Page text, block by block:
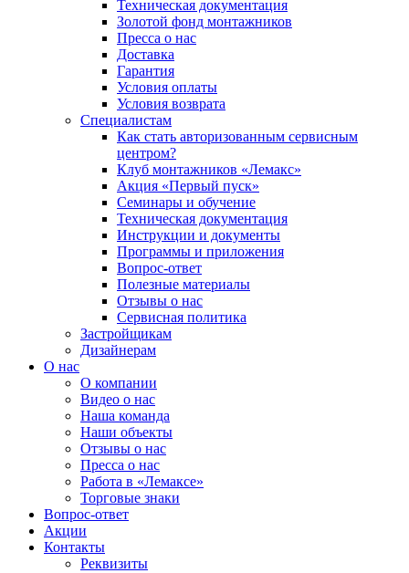
Техническая документация
Золотой фонд монтажников
Пресса о нас
Доставка
Гарантия
Условия оплаты
Условия возврата
Специалистам
Как стать авторизованным сервисным
центром?
Клуб монтажников «Лемакс»
Акция «Первый пуск»
Семинары и обучение
Техническая документация
Инструкции и документы
Программы и приложения
Вопрос-ответ
Полезные материалы
Отзывы о нас
Сервисная политика
Застройщикам
Дизайнерам
О нас
О компании
Видео о нас
Наша команда
Наши объекты
Отзывы о нас
Пресса о нас
Работа в «Лемаксе»
Торговые знаки
Вопрос-ответ
Акции
Контакты
Реквизиты